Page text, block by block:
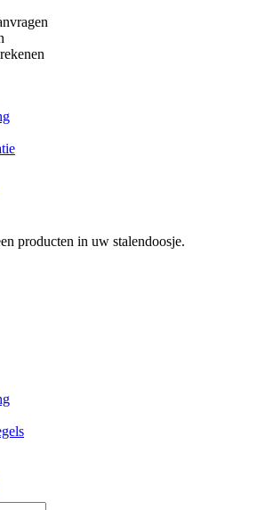
producten in uw stalendoosje.